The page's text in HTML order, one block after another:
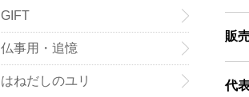
販
代
GIFT
仏事用・追憶
はねだしのユリ